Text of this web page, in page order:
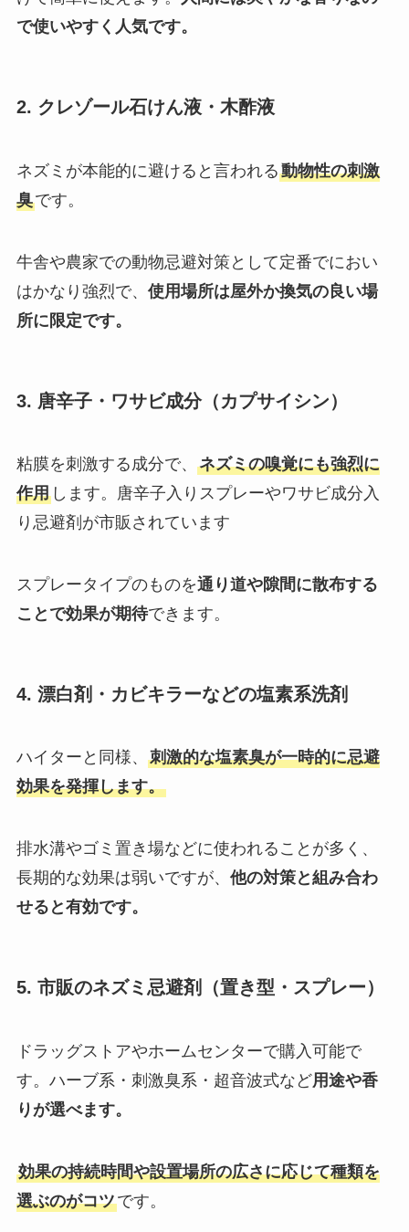
で使いやすく人気です。
2. クレゾール石けん液・木酢液
ネズミが本能的に避けると言われる動物性の刺激
臭です。
牛舎や農家での動物忌避対策として定番でにおい
はかなり強烈で、 使用場所は屋外か換気の良い場
所に限定です。
3. 唐辛子・ワサビ成分（カプサイシン）
粘膜を刺激する成分で、 ネズミの嗅覚にも強烈に
作用します。唐辛子入りスプレーやワサビ成分入
り忌避剤が市販されています
スプレータイプのものを通り道や隙間に散布する
ことで効果が期待できます。
4. 漂白剤・カビキラーなどの塩素系洗剤
ハイターと同様、 刺激的な塩素臭が一時的に忌避
効果を発揮します。
排水溝やゴミ置き場などに使われることが多く、
長期的な効果は弱いですが、 他の対策と組み合わ
せると有効です。
5. 市販のネズミ忌避剤（置き型・スプレー）
ドラッグストアやホームセンターで購入可能で
す。ハーブ系・刺激臭系・超音波式など用途や香
りが選べます。
効果の持続時間や設置場所の広さに応じて種類を
選ぶのがコツです。